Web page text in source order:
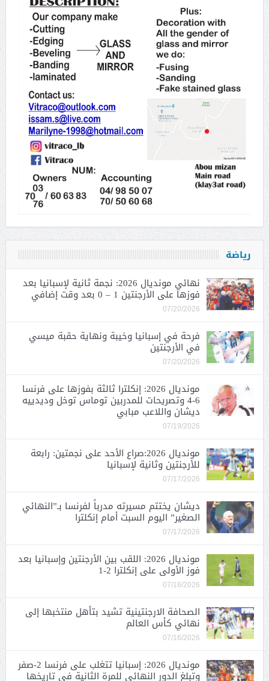
رياضة
نهائي مونديال 2026: نجمة ثانية لإسبانيا بعد
فوزها على الأرجنتين 1 – 0 بعد وقت إضافي
07/20/2026
فرحة في إسبانيا وخيبة ونهاية حقبة ميسي
في الأرجنتين
07/20/2026
مونديال 2026: إنكلترا ثالثة بفوزها على فرنسا
6-4 وتصريحات للمدربين توماس توخل وديدييه
ديشان واللاعب مبابي
07/19/2026
مونديال 2026:صراع الأحد على نجمتين: رابعة
للأرجنتين وثانية لإسبانيا
07/17/2026
ديشان يختتم مسيرته مدرباً لفرنسا بـ”النهائي
الصغير” اليوم السبت أمام إنكلترا
07/17/2026
مونديال 2026: اللقب بين الأرجنتين وإسبانيا بعد
فوز الأولى على إنكلترا 2-1
07/16/2026
الصحافة الارجنتينية تشيد بتأهل منتخبها إلى
نهائي كأس العالم
07/16/2026
مونديال 2026: إسبانيا تتغلب على فرنسا 2-صفر
وتبلغ الدور النهائي للمرة الثانية في تاريخها